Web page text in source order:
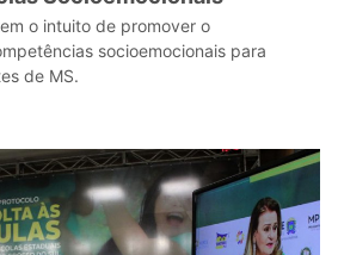
o intuito de promover o
socioemocionais para
de MS.